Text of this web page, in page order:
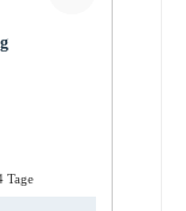
Tage